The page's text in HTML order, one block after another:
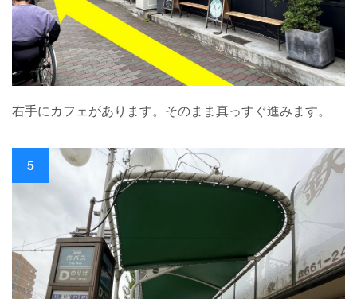
右手にカフェがあります。そのまま真っすぐ進みます。
5